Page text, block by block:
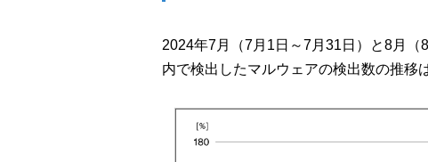
2024年7月（7月1日～7月31日）と8月
内で検出したマルウェアの検出数の推移